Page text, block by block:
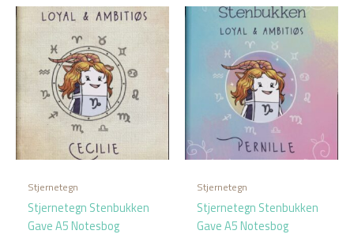
Stjernetegn
Stjernetegn Stenbukken
Gave A5 Notesbog
Stjernetegn
Stjernetegn Stenbukken
Gave A5 Notesbog